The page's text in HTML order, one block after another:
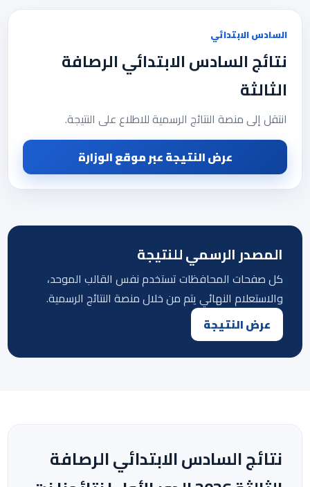
السادس الابتدائي
نتائج السادس الابتدائي الرصافة
الثالثة
انتقل إلى منصة النتائج الرسمية للاطلاع على النتيجة.
عرض النتيجة عبر موقع الوزارة
المصدر الرسمي للنتيجة
كل صفحات المحافظات تستخدم نفس القالب الموحد،
والاستعلام النهائي يتم من خلال منصة النتائج الرسمية.
عرض النتيجة
نتائج السادس الابتدائي الرصافة